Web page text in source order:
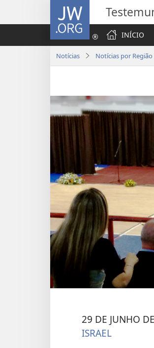
JW.ORG
INÍCIO
Notícias Notícias por Região
29 DE JUNHO
ISRAEL